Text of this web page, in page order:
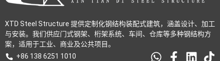
XTD Steel Structure 提供定制化钢结构装配式建筑，涵盖设计、加工
与安装。我们供应门式钢架、桁架系统、车间、仓库等多种钢结构方
案，适用于工业、商业及公共项目。
+86 138 6251 1010